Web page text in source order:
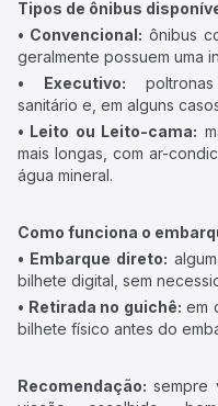
Tipos de ônibus
• Convencional: ônibus
geralmente possuem uma
• Executivo: poltronas
sanitário e, em alguns
• Leito ou Leito-cama:
mais longas, com ar-
água mineral.
Como funciona o
• Embarque direto:
bilhete digital, sem
• Retirada no guichê: em
bilhete físico antes do
Recomendação: sempre